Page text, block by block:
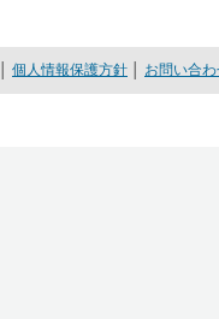
個人情報保護方針 お問い合